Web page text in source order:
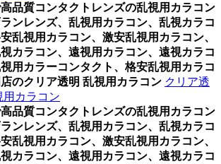
品質コンタクトレンズの乱視用カラコン
ンレンズ、乱視用カラコン、乱視カラコ
乱視用カラコン、激安乱視用カラコン、
カラコン、遠視用カラコン、遠視カラコ
用カラーコンタクト、格安乱視用カラコ
のクリア透明 乱視用カラコン クリア透
用カラコン
品質コンタクトレンズの乱視用カラコン
ンレンズ、乱視用カラコン、乱視カラコ
乱視用カラコン、激安乱視用カラコン、
カラコン、遠視用カラコン、遠視カラコ